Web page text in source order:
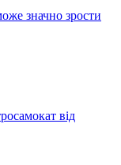
значно зрости
від